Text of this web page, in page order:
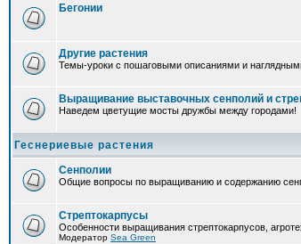
Бегонии
Другие растения
Темы-уроки с пошаговыми описаниями и
Выращивание выставочных сенполий и
Наведем цветущие мосты дружбы между городами!
Геснериевые растения
Сенполии
Общие вопросы по выращиванию и содержанию
Стрептокарпусы
Особенности выращивания стрептокарпусов,
Модератор Sea Green